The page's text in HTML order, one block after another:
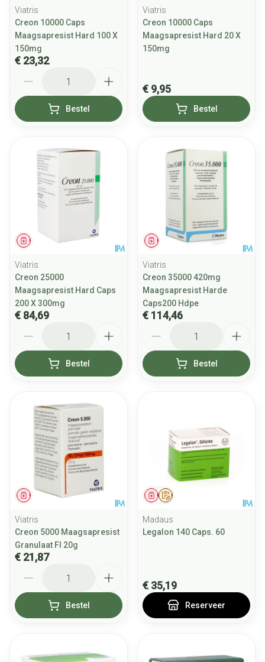
Viatris
Creon 10000 Caps
Maagsapresist Hard 100 X
150mg
€ 23,32
Bestel
Viatris
Creon 10000 Caps
Maagsapresist Hard 20 X
150mg
€ 9,95
Bestel
Geneesmiddel
Viatris
Creon 25000
Maagsapresist Hard Caps
200 X 300mg
€ 84,69
Bestel
Geneesmiddel
Viatris
Creon 35000 420mg
Maagsapresist Harde
Caps200 Hdpe
€ 114,46
Bestel
Geneesmiddel
Viatris
Creon 5000 Maagsapresist
Granulaat Fl 20g
€ 21,87
Bestel
Op voorschrift
Geneesmiddel
Madaus
Legalon 140 Caps. 60
€ 35,19
Reserveer